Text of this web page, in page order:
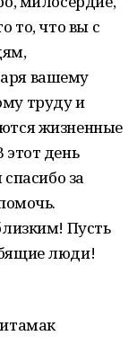
то, что вы с
вашему
труду и
жизненные
день
за
Пусть
люди!